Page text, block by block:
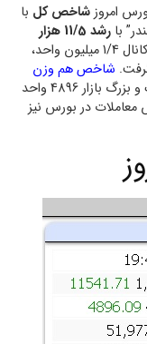
امروزشاخص کل با
با
رشد 11/5 هزار
همراه شد و ضمن بازپس گیری دوباره کانال 1/4 میلیون واحد،
شاخص هم وزن
نیز با تاثیرپذیری یکسان از کلیه نمادهای کوچک و بزرگ بازار 4896 واحد
ارزش معاملات در بورس نیز